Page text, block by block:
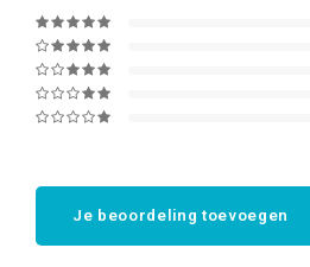
Je beoordeling toevoegen